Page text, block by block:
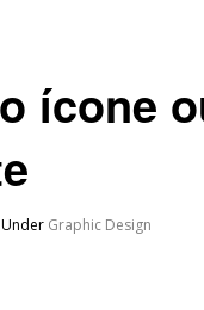
ícone
Under Graphic Design